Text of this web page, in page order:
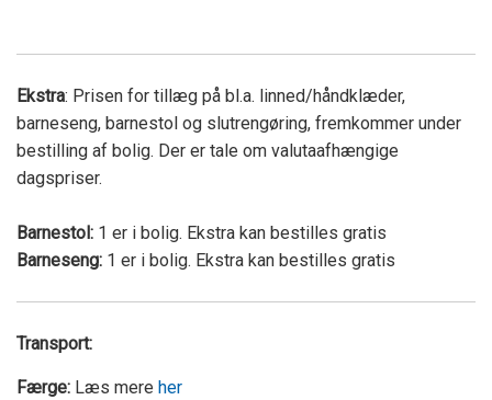
Ekstra: Prisen for tillæg på bl.a. linned/håndklæder,
barneseng, barnestol og slutrengøring, fremkommer under
bestilling af bolig. Der er tale om valutaafhængige
dagspriser.
Barnestol: 1 er i bolig. Ekstra kan bestilles gratis
Barneseng: 1 er i bolig. Ekstra kan bestilles gratis
Transport:
Færge: Læs mere her